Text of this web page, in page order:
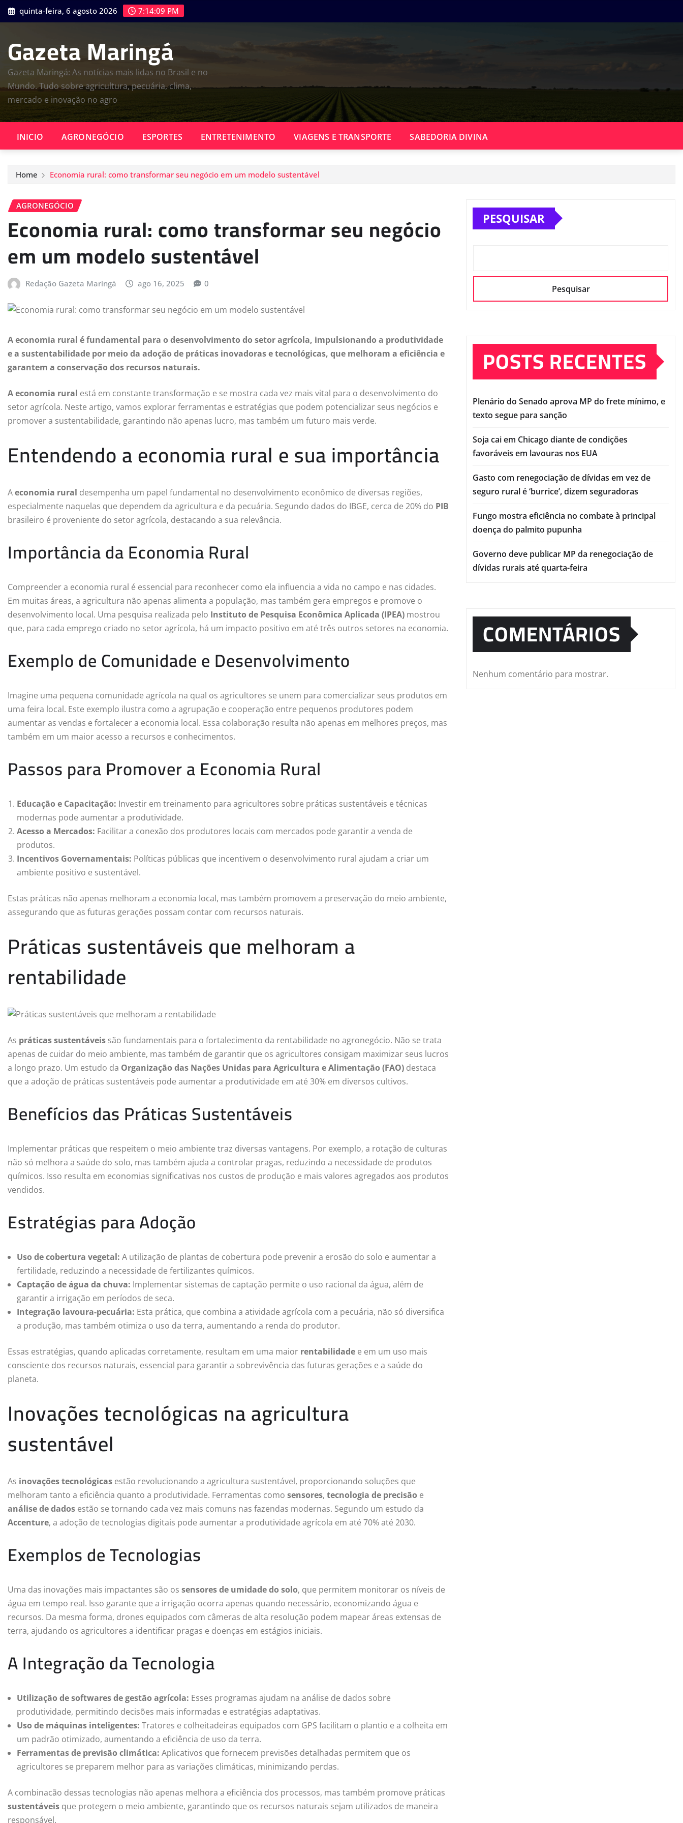
Skip
to
quinta-feira, 6 agosto 2026 7:14:10 PM
Gazeta Maringá
Gazeta Maringá: As notícias mais lidas no Brasil e no
Mundo. Tudo sobre agricultura, pecuária, clima,
mercado e inovação no agro
INICIO AGRONEGÓCIO ESPORTES ENTRETENIMENTO VIAGENS E TRANSPORTE SABEDORIA DIVINA
Home Economia rural: como transformar seu negócio em um modelo sustentável
AGRONEGÓCIO
Economia rural: como transformar seu negócio
em um modelo sustentável
Redação Gazeta Maringá ago 16, 2025 0
A economia rural é fundamental para o desenvolvimento do setor agrícola, impulsionando a produtividade
e a sustentabilidade por meio da adoção de práticas inovadoras e tecnológicas, que melhoram a eficiência e
garantem a conservação dos recursos naturais.
A economia rural está em constante transformação e se mostra cada vez mais vital para o desenvolvimento do
setor agrícola. Neste artigo, vamos explorar ferramentas e estratégias que podem potencializar seus negócios e
promover a sustentabilidade, garantindo não apenas lucro, mas também um futuro mais verde.
Entendendo a economia rural e sua importância
Aeconomia rural desempenha um papel fundamental no desenvolvimento econômico de diversas regiões,
especialmente naquelas que dependem da agricultura e da pecuária. Segundo dados do IBGE, cerca de 20% do PIB
brasileiro é proveniente do setor agrícola, destacando a sua relevância.
Importância da Economia Rural
Compreender a economia rural é essencial para reconhecer como ela influencia a vida no campo e nas cidades.
Em muitas áreas, a agricultura não apenas alimenta a população, mas também gera empregos e promove o
desenvolvimento local. Uma pesquisa realizada pelo Instituto de Pesquisa Econômica Aplicada (IPEA) mostrou
que, para cada emprego criado no setor agrícola, há um impacto positivo em até três outros setores na economia.
Exemplo de Comunidade e Desenvolvimento
Imagine uma pequena comunidade agrícola na qual os agricultores se unem para comercializar seus produtos em
uma feira local. Este exemplo ilustra como a agrupação e cooperação entre pequenos produtores podem
aumentar as vendas e fortalecer a economia local. Essa colaboração resulta não apenas em melhores preços, mas
também em um maior acesso a recursos e conhecimentos.
Passos para Promover a Economia Rural
Educação e Capacitação: Investir em treinamento para agricultores sobre práticas sustentáveis e técnicas
modernas pode aumentar a produtividade.
Acesso a Mercados: Facilitar a conexão dos produtores locais com mercados pode garantir a venda de
produtos.
Incentivos Governamentais: Políticas públicas que incentivem o desenvolvimento rural ajudam a criar um
ambiente positivo e sustentável.
Estas práticas não apenas melhoram a economia local, mas também promovem a preservação do meio ambiente,
assegurando que as futuras gerações possam contar com recursos naturais.
Práticas sustentáveis que melhoram a
rentabilidade
As práticas sustentáveis são fundamentais para o fortalecimento da rentabilidade no agronegócio. Não se trata
apenas de cuidar do meio ambiente, mas também de garantir que os agricultores consigam maximizar seus lucros
a longo prazo. Um estudo da Organização das Nações Unidas para Agricultura e Alimentação (FAO) destaca
que a adoção de práticas sustentáveis pode aumentar a produtividade em até 30% em diversos cultivos.
Benefícios das Práticas Sustentáveis
Implementar práticas que respeitem o meio ambiente traz diversas vantagens. Por exemplo, a rotação de culturas
não só melhora a saúde do solo, mas também ajuda a controlar pragas, reduzindo a necessidade de produtos
químicos. Isso resulta em economias significativas nos custos de produção e mais valores agregados aos produtos
vendidos.
Estratégias para Adoção
Uso de cobertura vegetal: A utilização de plantas de cobertura pode prevenir a erosão do solo e aumentar a
fertilidade, reduzindo a necessidade de fertilizantes químicos.
Captação de água da chuva: Implementar sistemas de captação permite o uso racional da água, além de
garantir a irrigação em períodos de seca.
Integração lavoura-pecuária: Esta prática, que combina a atividade agrícola com a pecuária, não só diversifica
a produção, mas também otimiza o uso da terra, aumentando a renda do produtor.
Essas estratégias, quando aplicadas corretamente, resultam em uma maior rentabilidade e em um uso mais
consciente dos recursos naturais, essencial para garantir a sobrevivência das futuras gerações e a saúde do
planeta.
Inovações tecnológicas na agricultura
sustentável
As inovações tecnológicas estão revolucionando a agricultura sustentável, proporcionando soluções que
melhoram tanto a eficiência quanto a produtividade. Ferramentas como sensores, tecnologia de precisão e
análise de dados estão se tornando cada vez mais comuns nas fazendas modernas. Segundo um estudo da
Accenture, a adoção de tecnologias digitais pode aumentar a produtividade agrícola em até 70% até 2030.
Exemplos de Tecnologias
Uma das inovações mais impactantes são os sensores de umidade do solo, que permitem monitorar os níveis de
água em tempo real. Isso garante que a irrigação ocorra apenas quando necessário, economizando água e
recursos. Da mesma forma, drones equipados com câmeras de alta resolução podem mapear áreas extensas de
terra, ajudando os agricultores a identificar pragas e doenças em estágios iniciais.
A Integração da Tecnologia
Utilização de softwares de gestão agrícola: Esses programas ajudam na análise de dados sobre
produtividade, permitindo decisões mais informadas e estratégias adaptativas.
Uso de máquinas inteligentes: Tratores e colheitadeiras equipados com GPS facilitam o plantio e a colheita em
um padrão otimizado, aumentando a eficiência de uso da terra.
Ferramentas de previsão climática: Aplicativos que fornecem previsões detalhadas permitem que os
agricultores se preparem melhor para as variações climáticas, minimizando perdas.
A combinacão dessas tecnologias não apenas melhora a eficiência dos processos, mas também promove práticas
sustentáveis que protegem o meio ambiente, garantindo que os recursos naturais sejam utilizados de maneira
responsável.
PESQUISAR
Pesquisar
POSTS RECENTES
Plenário do Senado aprova MP do frete mínimo, e
texto segue para sanção
Soja cai em Chicago diante de condições
favoráveis em lavouras nos EUA
Gasto com renegociação de dívidas em vez de
seguro rural é ‘burrice’, dizem seguradoras
Fungo mostra eficiência no combate à principal
doença do palmito pupunha
Governo deve publicar MP da renegociação de
dívidas rurais até quarta-feira
COMENTÁRIOS
Nenhum comentário para mostrar.